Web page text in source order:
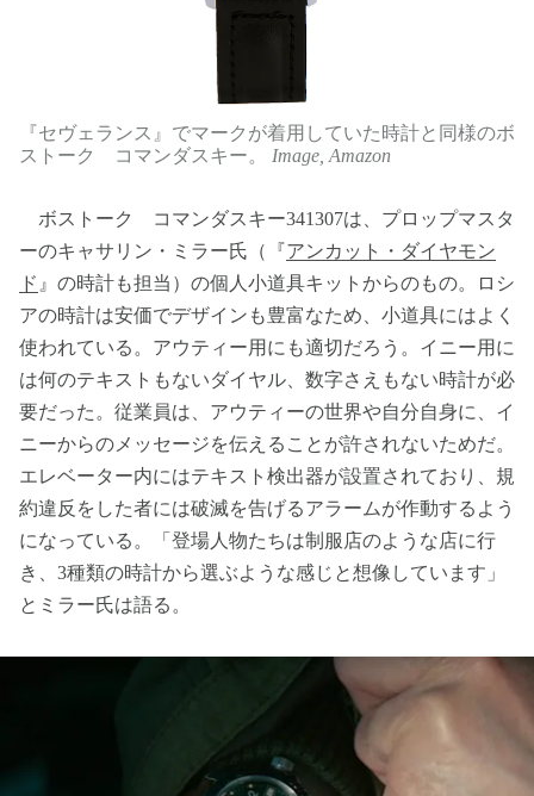
『セヴェランス』でマークが着用していた時計と同様のボ
ストーク コマンダスキー。
Image, Amazon
ボストーク コマンダスキー341307は、プロップマスタ
ーのキャサリン・ミラー氏（『アンカット・ダイヤモン
ド 』の時計も担当）の個人小道具キットからのもの。ロシ
アの時計は安価でデザインも豊富なため、小道具にはよく
使われている。アウティー用にも適切だろう。イニー用に
は何のテキストもないダイヤル、数字さえもない時計が必
要だった。従業員は、アウティーの世界や自分自身に、イ
ニーからのメッセージを伝えることが許されないためだ。
エレベーター内にはテキスト検出器が設置されており、規
約違反をした者には破滅を告げるアラームが作動するよう
になっている。「登場人物たちは制服店のような店に行
き、3種類の時計から選ぶような感じと想像しています」
とミラー氏は語る。